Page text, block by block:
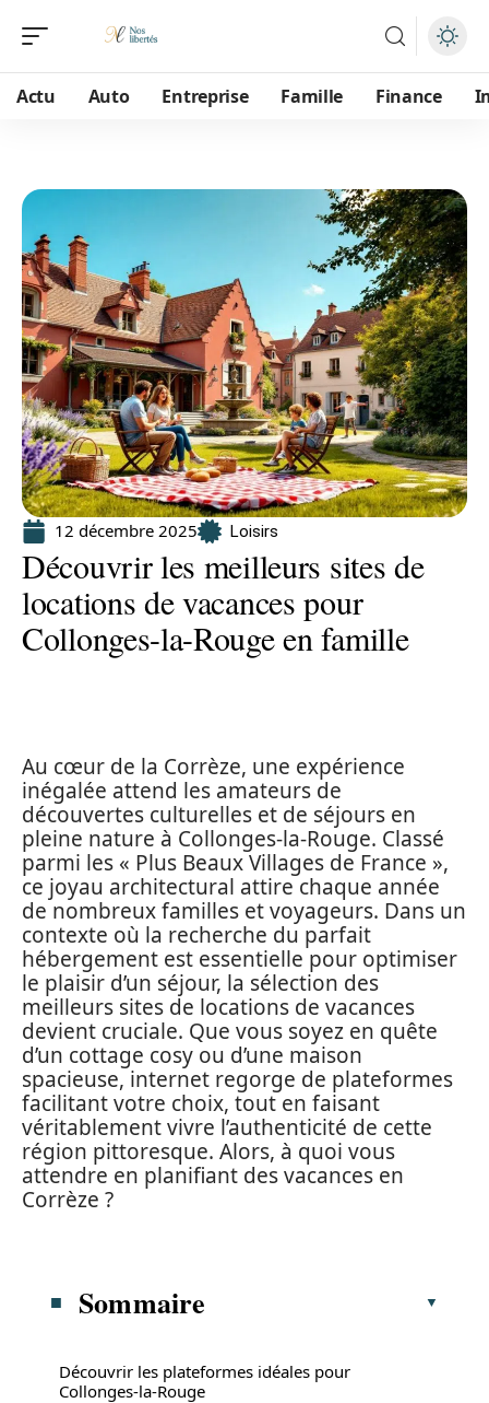
Actu Auto Entreprise Famille Finance
12 décembre 2025 Loisirs
Découvrir les meilleurs sites de
locations de vacances pour
Collonges-la-Rouge en famille
Au cœur de la Corrèze, une expérience
inégalée attend les amateurs de
découvertes culturelles et de séjours en
pleine nature à Collonges-la-Rouge. Classé
parmi les « Plus Beaux Villages de France »,
ce joyau architectural attire chaque année
de nombreux familles et voyageurs. Dans un
contexte où la recherche du parfait
hébergement est essentielle pour optimiser
le plaisir d’un séjour, la sélection des
meilleurs sites de locations de vacances
devient cruciale. Que vous soyez en quête
d’un cottage cosy ou d’une maison
spacieuse, internet regorge de plateformes
facilitant votre choix, tout en faisant
véritablement vivre l’authenticité de cette
région pittoresque. Alors, à quoi vous
attendre en planifiant des vacances en
Corrèze ?
Sommaire
Découvrir les plateformes idéales pour
Collonges-la-Rouge